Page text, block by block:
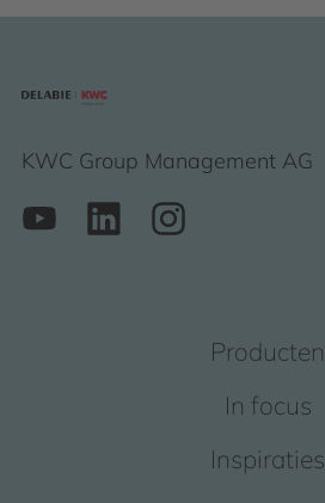
KWC Group Management AG
Producten
In focus
Inspiraties